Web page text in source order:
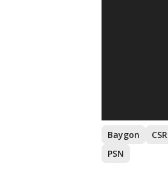
Baygon CSR
PSN